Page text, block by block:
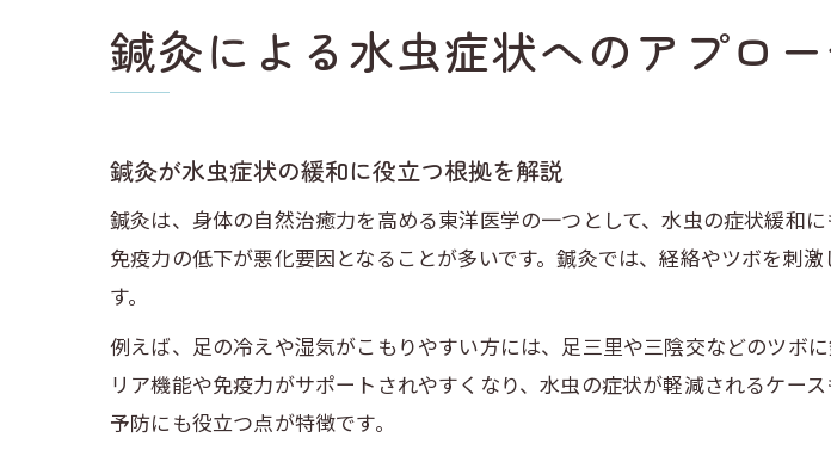
鍼灸による水虫症状へのアプロ
鍼灸が水虫症状の緩和に役立つ根拠を解説
鍼灸は、身体の自然治癒力を高める東洋医学の一つとして、水虫の症状緩和
免疫力の低下が悪化要因となることが多いです。鍼灸では、経絡やツボを刺
す。
例えば、足の冷えや湿気がこもりやすい方には、足三里や三陰交などのツボ
リア機能や免疫力がサポートされやすくなり、水虫の症状が軽減されるケー
予防にも役立つ点が特徴です。